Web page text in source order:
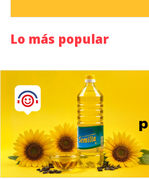
Lo más popular